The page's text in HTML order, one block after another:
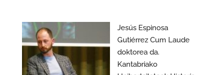
Jesús Espinosa
Gutiérrez Cum Laude
doktorea da.
Kantabriako